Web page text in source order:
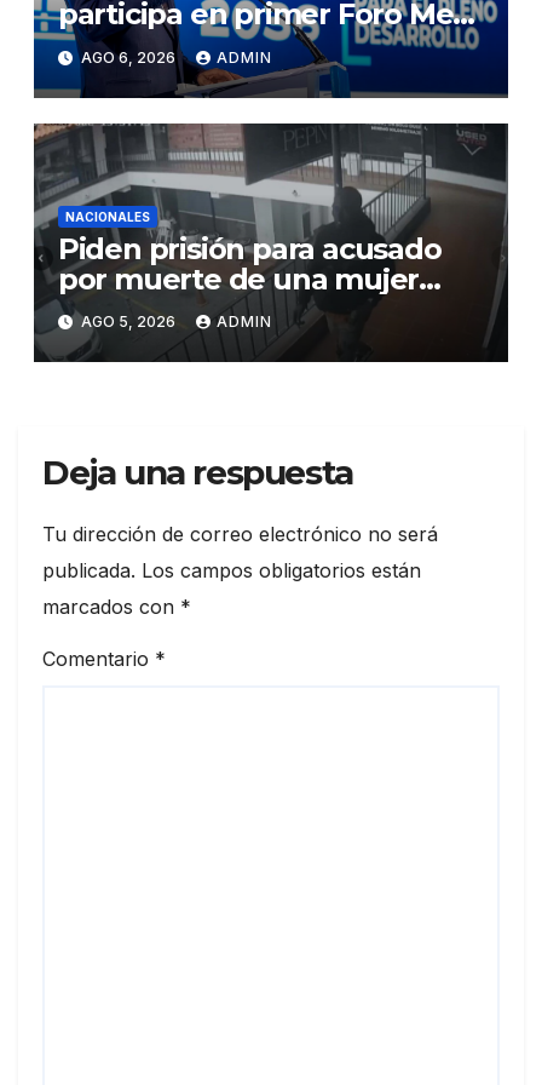
participa en primer Foro Meta
RD 2036 con miras a impulsar
el crecimiento económico,
fortalecer las instituciones y
elevar la productividad
AGO 6, 2026 ADMIN
NACIONALES
Piden prisión para acusado
por muerte de una mujer
durante intento de robo en
plaza comercial en Piantini
AGO 5, 2026 ADMIN
Deja una respuesta
Tu dirección de correo electrónico no será
publicada. Los campos obligatorios están
marcados con *
Comentario *